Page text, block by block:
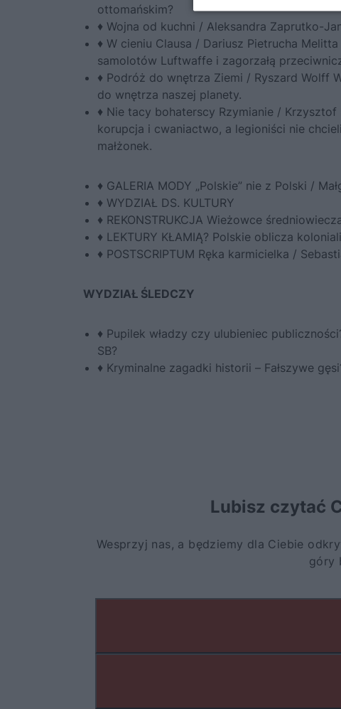
ottomańskim?
♦ Wojna od kuchni / Aleksandra Zaprutko-
♦ W cieniu Clausa / Dariusz Pietrucha
samolotów Luftwaffe i zagorzałą
♦ Podróż do wnętrza Ziemi / Ryszard Wolff
do wnętrza naszej planety.
♦ Nie tacy bohaterscy Rzymianie /
korupcja i cwaniactwo, a legioniści nie
małżonek.
​♦ GALERIA MODY „Polskie” nie z Polski /
♦ WYDZIAŁ DS. KULTURY
♦ REKONSTRUKCJA Wieżowce
♦ LEKTURY KŁAMIĄ? Polskie oblicza
♦ POSTSCRIPTUM Ręka karmicielka /
WYDZIAŁ ŚLEDCZY
♦ Pupilek władzy czy ulubieniec
SB?
♦ Kryminalne zagadki historii – Fałszywe